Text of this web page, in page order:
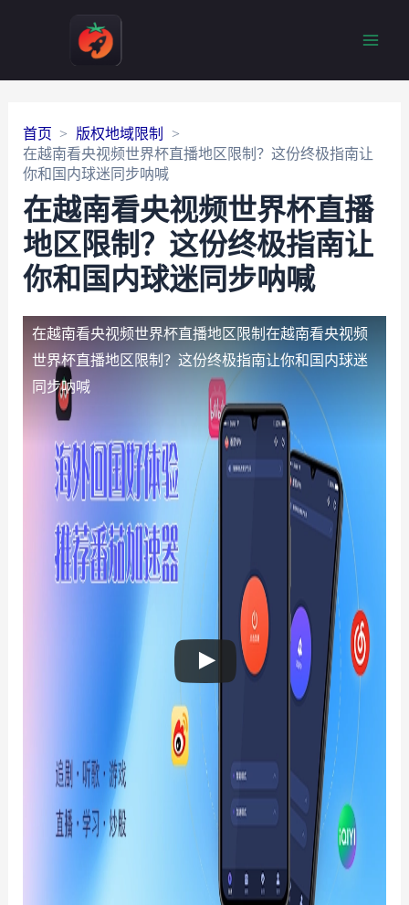
首页
版权地域限制
在越南看央视频世界杯直播地区限制？这份终极指南让
你和国内球迷同步呐喊
在越南看央视频世界杯直播
地区限制？这份终极指南让
你和国内球迷同步呐喊
在越南看央视频世界杯直播地区限制 在越南看央视频
世界杯直播地区限制？这份终极指南让你和国内球迷
同步呐喊